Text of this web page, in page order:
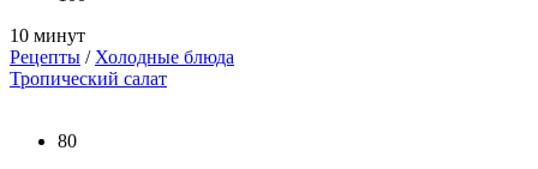
10 минут
Рецепты / Холодные блюда
Тропический салат
80